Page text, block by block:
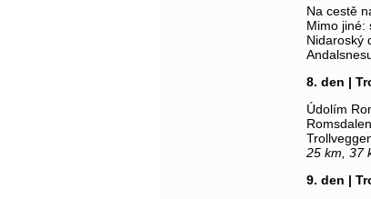
Na cestě
Mimo jiné:
Nidaroský
8. den |
Údolím
25 km, 37
9. den |